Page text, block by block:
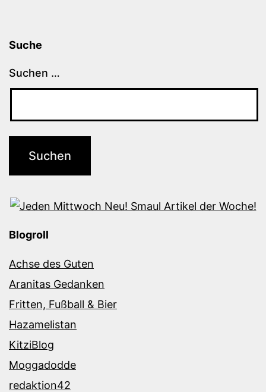
Suche
Suchen …
Blogroll
Achse des Guten
Aranitas Gedanken
Fritten, Fußball & Bier
Hazamelistan
KitziBlog
Moggadodde
redaktion42